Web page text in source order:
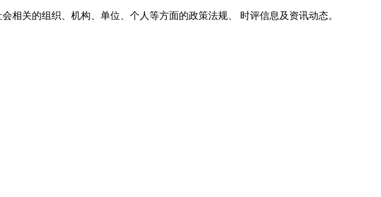
相关的组织、机构、单位、个人等方面的政策法规、 时评信息及资讯动态。